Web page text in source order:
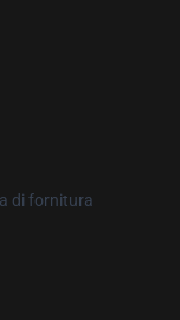
di fornitura